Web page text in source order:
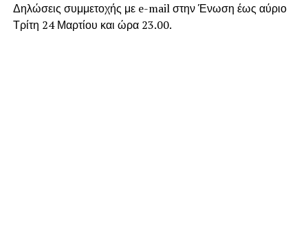
Δηλώσεις συμμετοχής με e-mail στην Ένωση έως αύριο
Τρίτη 24 Μαρτίου και ώρα 23.00.